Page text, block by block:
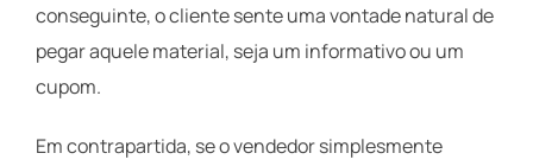
conseguinte, o cliente sente uma vontade natural de
pegar aquele material, seja um informativo ou um
cupom.
Em contrapartida, se o vendedor simplesmente